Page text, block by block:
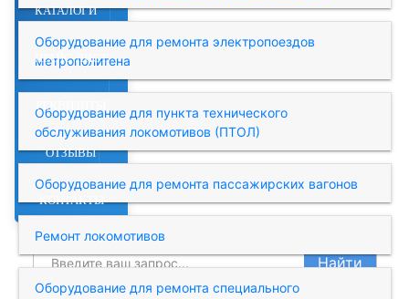
КАТАЛОГИ
ПРАЙС-ЛИСТ
РЕКВИЗИТЫ
ОТЗЫВЫ
КОНТАКТЫ
Найти
Оборудование для ремонта электропоездов
метрополитена
Оборудование для пункта технического
обслуживания локомотивов (ПТОЛ)
Оборудование для ремонта пассажирских вагонов
Ремонт локомотивов
Оборудование для ремонта специального